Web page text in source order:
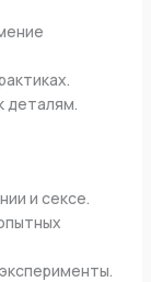
деталям.
и сексе.